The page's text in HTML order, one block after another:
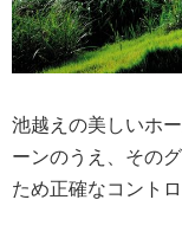
池越えの美しいホ
ーンのうえ、その
ため正確なコント